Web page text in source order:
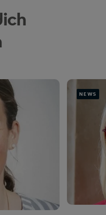
NEWS